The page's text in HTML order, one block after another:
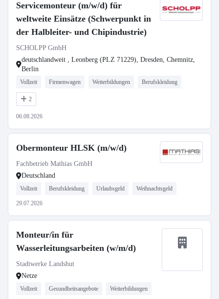
Servicemonteur (m/w/d) für
weltweite Einsätze (Schwerpunkt in
der Halbleiter- und Chipindustrie)
SCHOLPP GmbH
deutschlandweit , Leonberg (PLZ 71229), Dresden, Chemnitz,
Berlin
Vollzeit Firmenwagen Weiterbildungen Berufskleidung
2
06.08.2026
Obermonteur HLSK (m/w/d)
Fachbetrieb Mathias GmbH
Deutschland
Vollzeit Berufskleidung Urlaubsgeld Weihnachtsgeld
29.07.2026
Monteur/in für
Wasserleitungsarbeiten (w/m/d)
Stadtwerke Landshut
Netze
Vollzeit Gesundheitsangebote Weiterbildungen